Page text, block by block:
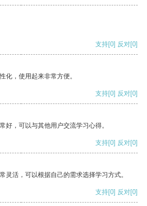
支持[0] 反对[0]
化，使用起来非常方便。
支持[0] 反对[0]
好，可以与其他用户交流学习心得。
支持[0] 反对[0]
灵活，可以根据自己的需求选择学习方式。
支持[0] 反对[0]